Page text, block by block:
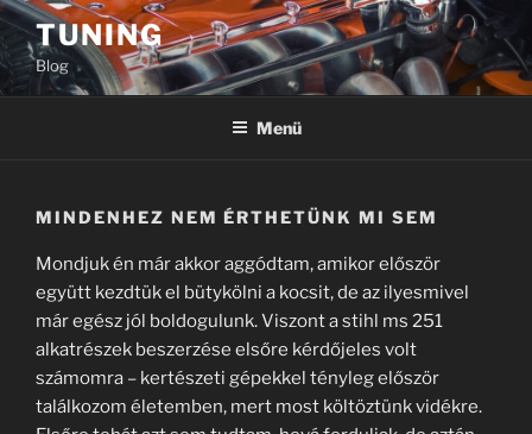
Tartalomhoz
TUNING
Blog
Menü
MINDENHEZ NEM ÉRTHETÜNK MI SEM
Mondjuk én már akkor aggódtam, amikor először
együtt kezdtük el bütykölni a kocsit, de az ilyesmivel
már egész jól boldogulunk. Viszont a stihl ms 251
alkatrészek beszerzése elsőre kérdőjeles volt
számomra – kertészeti gépekkel tényleg először
találkozom életemben, mert most költöztünk vidékre.